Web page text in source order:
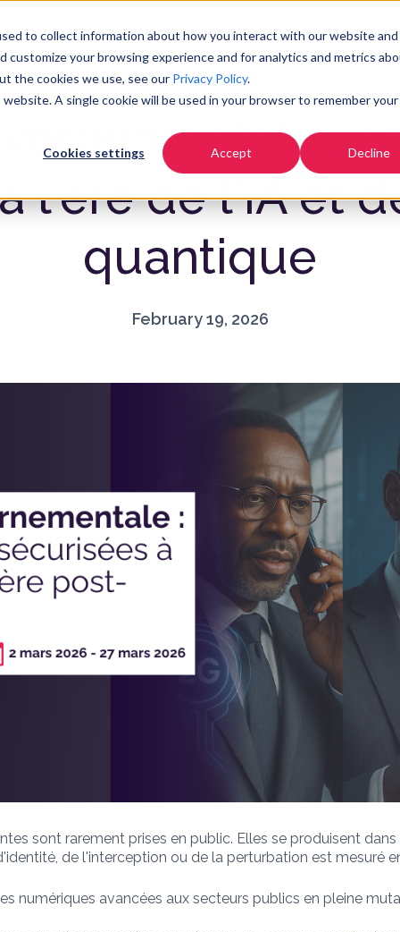
to collect information about how you interact with our website and
your browsing experience and for analytics and metrics
the cookies we use, see our Privacy Policy.
A single cookie will be used in your browser to remember your
Cookies settings Accept Decline
:
l'ère de l'IA et
quantique
February 19, 2026
sont rarement prises en public. Elles se produisent
de l'interception ou de la perturbation est mesuré
numériques avancées aux secteurs publics en pleine